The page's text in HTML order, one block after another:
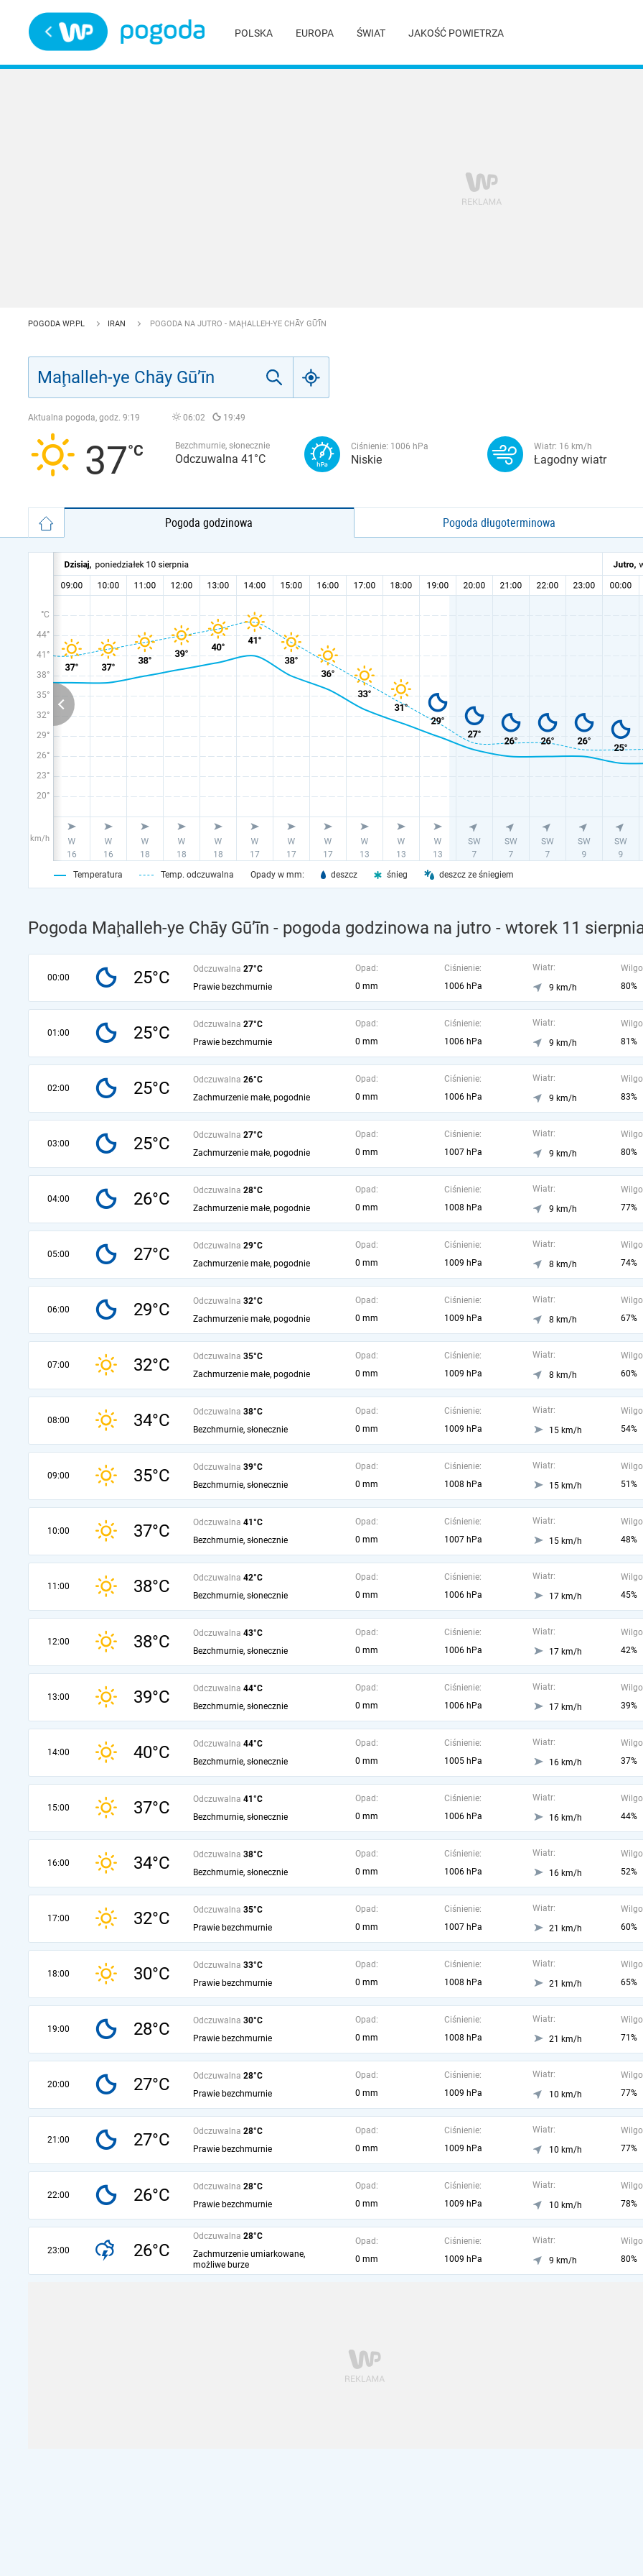
POLSKA EUROPA ŚWIAT JAKOŚĆ POWIETRZA
POGODA WP.PL IRAN POGODA NA JUTRO - MAḨALLEH-YE CHĀY GŪ’ĪN
Aktualna pogoda, godz. 9:19 06:02 19:49
37 Bezchmurnie, słonecznie
Odczuwalna 41°C
Ciśnienie: 1006 hPa
Niskie
Wiatr: 16 km/h
Łagodny wiatr
Pogoda godzinowa Pogoda długoterminowa
°C
44°
41°
38°
35°
32°
29°
26°
23°
20°
km/h
Temperatura Temp. odczuwalna Opady w mm: deszcz śnieg deszcz ze śniegiem
Pogoda Maḩalleh-ye Chāy Gū’īn - pogoda godzinowa na jutro - wtorek 11
00:00 25°C Odczuwalna 27°C
Prawie bezchmurnie
Opad:
0 mm
Ciśnienie:
1006 hPa
Wiatr:
9 km/h
80%
01:00 25°C Odczuwalna 27°C
Prawie bezchmurnie
Opad:
0 mm
Ciśnienie:
1006 hPa
Wiatr:
9 km/h
81%
02:00 25°C Odczuwalna 26°C
Zachmurzenie małe, pogodnie
Opad:
0 mm
Ciśnienie:
1006 hPa
Wiatr:
9 km/h
83%
03:00 25°C Odczuwalna 27°C
Zachmurzenie małe, pogodnie
Opad:
0 mm
Ciśnienie:
1007 hPa
Wiatr:
9 km/h
80%
04:00 26°C Odczuwalna 28°C
Zachmurzenie małe, pogodnie
Opad:
0 mm
Ciśnienie:
1008 hPa
Wiatr:
9 km/h
77%
05:00 27°C Odczuwalna 29°C
Zachmurzenie małe, pogodnie
Opad:
0 mm
Ciśnienie:
1009 hPa
Wiatr:
8 km/h
74%
06:00 29°C Odczuwalna 32°C
Zachmurzenie małe, pogodnie
Opad:
0 mm
Ciśnienie:
1009 hPa
Wiatr:
8 km/h
67%
07:00 32°C Odczuwalna 35°C
Zachmurzenie małe, pogodnie
Opad:
0 mm
Ciśnienie:
1009 hPa
Wiatr:
8 km/h
60%
08:00 34°C Odczuwalna 38°C
Bezchmurnie, słonecznie
Opad:
0 mm
Ciśnienie:
1009 hPa
Wiatr:
15 km/h
54%
09:00 35°C Odczuwalna 39°C
Bezchmurnie, słonecznie
Opad:
0 mm
Ciśnienie:
1008 hPa
Wiatr:
15 km/h
51%
10:00 37°C Odczuwalna 41°C
Bezchmurnie, słonecznie
Opad:
0 mm
Ciśnienie:
1007 hPa
Wiatr:
15 km/h
48%
11:00 38°C Odczuwalna 42°C
Bezchmurnie, słonecznie
Opad:
0 mm
Ciśnienie:
1006 hPa
Wiatr:
17 km/h
45%
12:00 38°C Odczuwalna 43°C
Bezchmurnie, słonecznie
Opad:
0 mm
Ciśnienie:
1006 hPa
Wiatr:
17 km/h
42%
13:00 39°C Odczuwalna 44°C
Bezchmurnie, słonecznie
Opad:
0 mm
Ciśnienie:
1006 hPa
Wiatr:
17 km/h
39%
14:00 40°C Odczuwalna 44°C
Bezchmurnie, słonecznie
Opad:
0 mm
Ciśnienie:
1005 hPa
Wiatr:
16 km/h
37%
15:00 37°C Odczuwalna 41°C
Bezchmurnie, słonecznie
Opad:
0 mm
Ciśnienie:
1006 hPa
Wiatr:
16 km/h
44%
16:00 34°C Odczuwalna 38°C
Bezchmurnie, słonecznie
Opad:
0 mm
Ciśnienie:
1006 hPa
Wiatr:
16 km/h
52%
17:00 32°C Odczuwalna 35°C
Prawie bezchmurnie
Opad:
0 mm
Ciśnienie:
1007 hPa
Wiatr:
21 km/h
60%
18:00 30°C Odczuwalna 33°C
Prawie bezchmurnie
Opad:
0 mm
Ciśnienie:
1008 hPa
Wiatr:
21 km/h
65%
19:00 28°C Odczuwalna 30°C
Prawie bezchmurnie
Opad:
0 mm
Ciśnienie:
1008 hPa
Wiatr:
21 km/h
71%
20:00 27°C Odczuwalna 28°C
Prawie bezchmurnie
Opad:
0 mm
Ciśnienie:
1009 hPa
Wiatr:
10 km/h
77%
21:00 27°C Odczuwalna 28°C
Prawie bezchmurnie
Opad:
0 mm
Ciśnienie:
1009 hPa
Wiatr:
10 km/h
77%
22:00 26°C Odczuwalna 28°C
Prawie bezchmurnie
Opad:
0 mm
Ciśnienie:
1009 hPa
Wiatr:
10 km/h
78%
23:00 26°C
Odczuwalna 28°C
Zachmurzenie umiarkowane,
możliwe burze
Opad:
0 mm
Ciśnienie:
1009 hPa
Wiatr:
9 km/h
80%